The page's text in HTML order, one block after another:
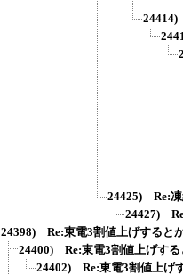
24425) Re:凍
24427)
24398) Re:東電3割値上げすると
24400) Re:東電3割値上げする
24402) Re:東電3割値上げ